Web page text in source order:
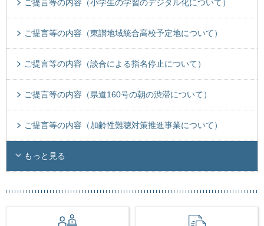
ご提言等の内容（小学生の学習のデジタル化について）
ご提言等の内容（東讃地域統合高校予定地について）
ご提言等の内容（談合による指名停止について）
ご提言等の内容（県道160号の朝の渋滞について）
ご提言等の内容（加齢性難聴対策推進事業について）
もっと見る